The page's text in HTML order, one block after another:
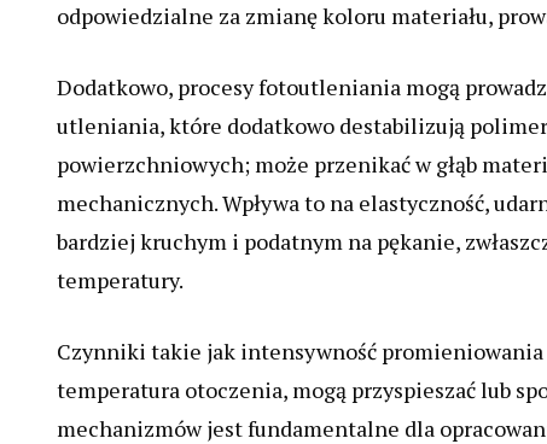
odpowiedzialne za zmianę koloru materiału,
Dodatkowo, procesy fotoutleniania mogą
utleniania, które dodatkowo destabilizują
powierzchniowych; może przenikać w głąb
mechanicznych. Wpływa to na elastyczność,
bardziej kruchym i podatnym na pękanie,
temperatury.
Czynniki takie jak intensywność promieniowania
temperatura otoczenia, mogą przyspieszać lub
mechanizmów jest fundamentalne dla